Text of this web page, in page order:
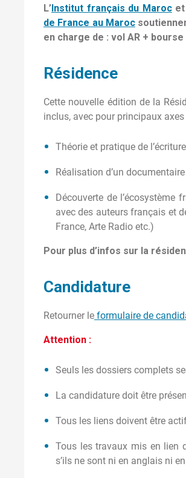
L’Institut français du Marocet
de France au Maroc
en charge de : vol AR +
Résidence
Cette nouvelle édition de la
inclus, avec pour principaux
Théorie et pratique de
Réalisation d’un
Découverte de l’écosystème
avec des auteurs français et
France, Arte Radio etc.)
Pour plus d’infos sur la
Candidature
Retourner le formulaire de
Attention :
Seuls les dossiers complets
La candidature doit être
Tous les liens doivent être
Tous les travaux mis en lien
s’ils ne sont ni en anglais ni